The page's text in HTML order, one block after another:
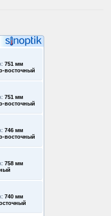
751 мм
восточный
751 мм
восточный
746 мм
восточный
758 мм
740 мм